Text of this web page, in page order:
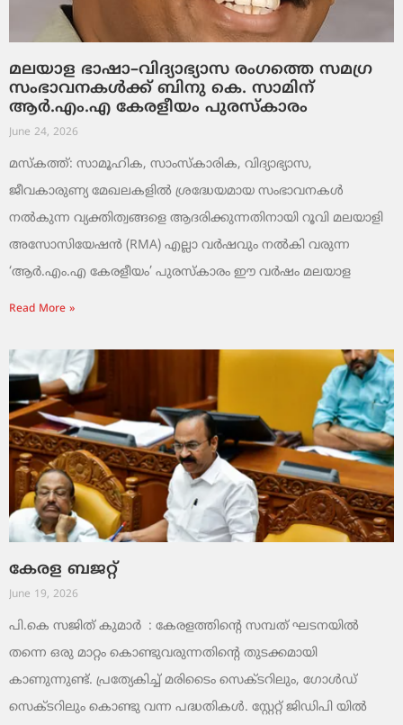
മലയാള ഭാഷാ–വിദ്യാഭ്യാസ രംഗത്തെ സമഗ്ര
സംഭാവനകൾക്ക് ബിനു കെ. സാമിന്
ആർ.എം.എ കേരളീയം പുരസ്‌കാരം
June 24, 2026
മസ്കത്ത്: സാമൂഹിക, സാംസ്‌കാരിക, വിദ്യാഭ്യാസ,
ജീവകാരുണ്യ മേഖലകളിൽ ശ്രദ്ധേയമായ സംഭാവനകൾ
നൽകുന്ന വ്യക്തിത്വങ്ങളെ ആദരിക്കുന്നതിനായി റൂവി മലയാളി
അസോസിയേഷൻ (RMA) എല്ലാ വർഷവും നൽകി വരുന്ന
‘ആർ.എം.എ കേരളീയം’ പുരസ്‌കാരം ഈ വർഷം മലയാള
Read More »
കേരള ബജറ്റ്
June 19, 2026
പി.കെ സജിത് കുമാര്‍ : കേരളത്തിന്റെ സമ്പത് ഘടനയിൽ
തന്നെ ഒരു മാറ്റം കൊണ്ടുവരുന്നതിന്റെ തുടക്കമായി
കാണുന്നുണ്ട്. പ്രത്യേകിച്ച് മരിടൈം സെക്ടറിലും, ഗോൾഡ്
സെക്ടറിലും കൊണ്ടു വന്ന പദ്ധതികൾ. സ്റ്റേറ്റ് ജിഡിപി യിൽ